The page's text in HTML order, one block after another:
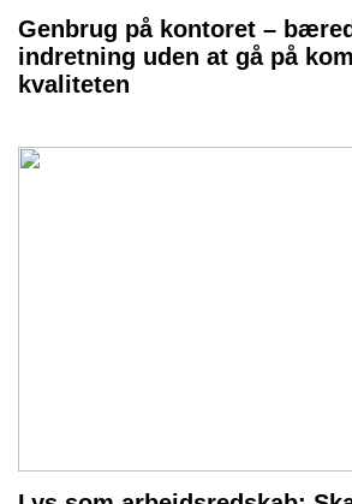
Genbrug på kontoret –
indretning uden at gå på
kvaliteten